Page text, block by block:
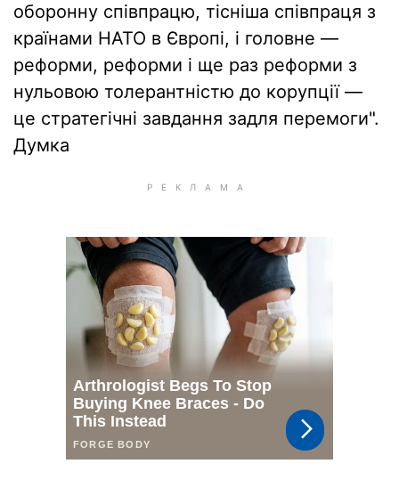
оборонну співпрацю, тісніша співпраця з
країнами НАТО в Європі, і головне —
реформи, реформи і ще раз реформи з
нульовою толерантністю до корупції —
це стратегічні завдання задля перемоги".
Думка